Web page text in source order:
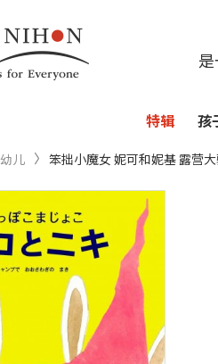
特辑 孩
幼儿 笨拙小魔女 妮可和妮基 露营